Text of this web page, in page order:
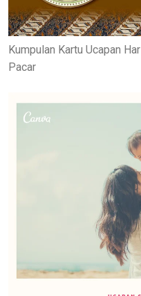
Kumpulan Kartu Ucapan
Pacar